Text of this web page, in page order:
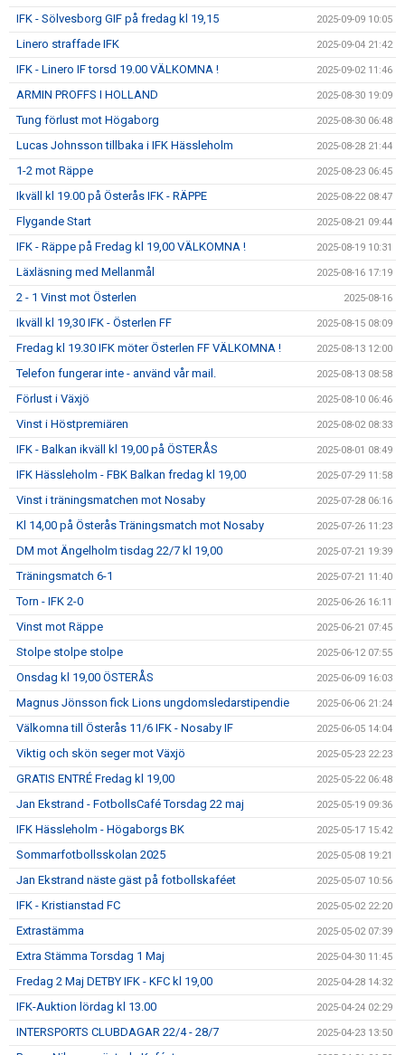
IFK - Sölvesborg GIF på fredag kl 19,15 2025-09-09 10:05
Linero straffade IFK 2025-09-04 21:42
IFK - Linero IF torsd 19.00 VÄLKOMNA ! 2025-09-02 11:46
ARMIN PROFFS I HOLLAND 2025-08-30 19:09
Tung förlust mot Högaborg 2025-08-30 06:48
Lucas Johnsson tillbaka i IFK Hässleholm 2025-08-28 21:44
1-2 mot Räppe 2025-08-23 06:45
Ikväll kl 19.00 på Österås IFK - RÄPPE 2025-08-22 08:47
Flygande Start 2025-08-21 09:44
IFK - Räppe på Fredag kl 19,00 VÄLKOMNA ! 2025-08-19 10:31
Läxläsning med Mellanmål 2025-08-16 17:19
2 - 1 Vinst mot Österlen 2025-08-16
Ikväll kl 19,30 IFK - Österlen FF 2025-08-15 08:09
Fredag kl 19.30 IFK möter Österlen FF VÄLKOMNA ! 2025-08-13 12:00
Telefon fungerar inte - använd vår mail. 2025-08-13 08:58
Förlust i Växjö 2025-08-10 06:46
Vinst i Höstpremiären 2025-08-02 08:33
IFK - Balkan ikväll kl 19,00 på ÖSTERÅS 2025-08-01 08:49
IFK Hässleholm - FBK Balkan fredag kl 19,00 2025-07-29 11:58
Vinst i träningsmatchen mot Nosaby 2025-07-28 06:16
Kl 14,00 på Österås Träningsmatch mot Nosaby 2025-07-26 11:23
DM mot Ängelholm tisdag 22/7 kl 19,00 2025-07-21 19:39
Träningsmatch 6-1 2025-07-21 11:40
Torn - IFK 2-0 2025-06-26 16:11
Vinst mot Räppe 2025-06-21 07:45
Stolpe stolpe stolpe 2025-06-12 07:55
Onsdag kl 19,00 ÖSTERÅS 2025-06-09 16:03
Magnus Jönsson fick Lions ungdomsledarstipendie 2025-06-06 21:24
Välkomna till Österås 11/6 IFK - Nosaby IF 2025-06-05 14:04
Viktig och skön seger mot Växjö 2025-05-23 22:23
GRATIS ENTRÉ Fredag kl 19,00 2025-05-22 06:48
Jan Ekstrand - FotbollsCafé Torsdag 22 maj 2025-05-19 09:36
IFK Hässleholm - Högaborgs BK 2025-05-17 15:42
Sommarfotbollsskolan 2025 2025-05-08 19:21
Jan Ekstrand näste gäst på fotbollskaféet 2025-05-07 10:56
IFK - Kristianstad FC 2025-05-02 22:20
Extrastämma 2025-05-02 07:39
Extra Stämma Torsdag 1 Maj 2025-04-30 11:45
Fredag 2 Maj DETBY IFK - KFC kl 19,00 2025-04-28 14:32
IFK-Auktion lördag kl 13.00 2025-04-24 02:29
INTERSPORTS CLUBDAGAR 22/4 - 28/7 2025-04-23 13:50